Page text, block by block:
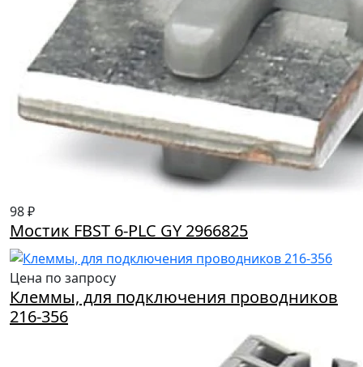
98 ₽
Мостик FBST 6-PLC GY 2966825
Цена по запросу
Клеммы, для подключения проводников
216-356